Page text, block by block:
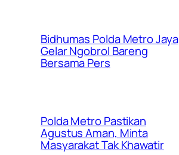
Bidhumas Polda Metro Jaya
Gelar Ngobrol Bareng
Bersama Pers
Polda Metro Pastikan
Agustus Aman, Minta
Masyarakat Tak Khawatir